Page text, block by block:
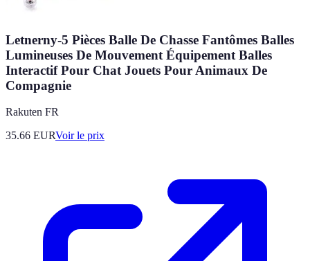
Letnerny-5 Pièces Balle De Chasse Fantômes Balles
Lumineuses De Mouvement Équipement Balles
Interactif Pour Chat Jouets Pour Animaux De
Compagnie
Rakuten FR
35.66 EURVoir le prix